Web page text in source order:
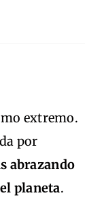
extremo.
por
abrazando
planeta.